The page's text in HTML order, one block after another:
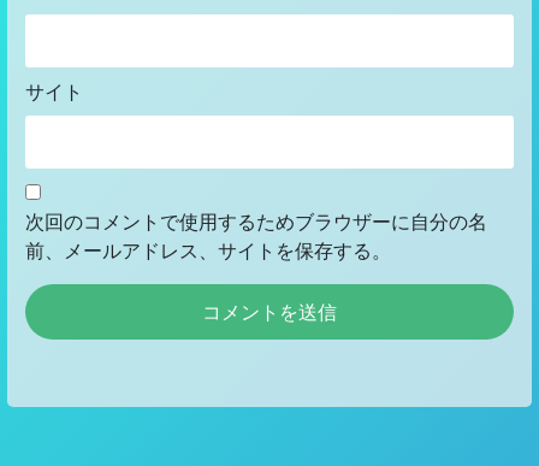
サイト
次回のコメントで使用するためブラウザーに自分の名
前、メールアドレス、サイトを保存する。